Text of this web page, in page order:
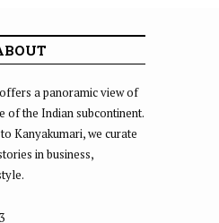
offers a panoramic view of
of the Indian subcontinent.
Kanyakumari, we curate
in business,